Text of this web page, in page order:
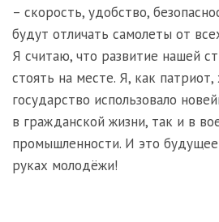
– скорость, удобство,
будут отличать самолеты от
Я считаю, что развитие нашей
стоять на месте. Я, как
государство использовало
в гражданской жизни, так и в
промышленности. И это
руках молодёжи!